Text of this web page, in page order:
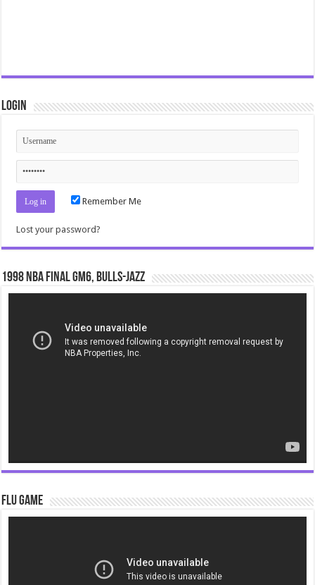
Login
Remember Me
Lost your password?
1998 NBA Final gm6, Bulls-Jazz
Flu Game